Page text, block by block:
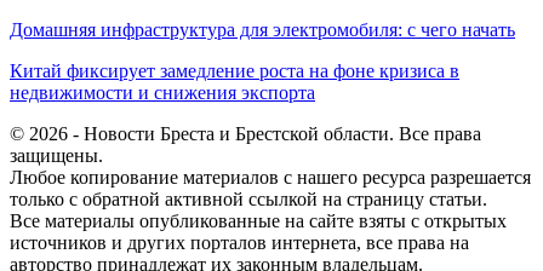
Домашняя инфраструктура для электромобиля: с чего начать
Китай фиксирует замедление роста на фоне кризиса в
недвижимости и снижения экспорта
© 2026 - Новости Бреста и Брестской области. Все права
защищены.
Любое копирование материалов с нашего ресурса разрешается
только с обратной активной ссылкой на страницу статьи.
Все материалы опубликованные на сайте взяты с открытых
источников и других порталов интернета, все права на
авторство принадлежат их законным владельцам.